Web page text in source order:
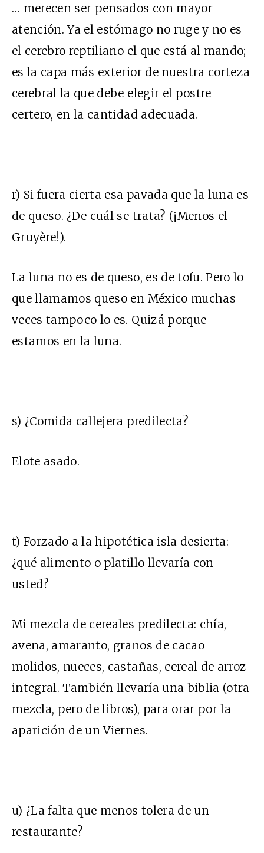
… merecen ser pensados con mayor
atención. Ya el estómago no ruge y no es
el cerebro reptiliano el que está al mando;
es la capa más exterior de nuestra corteza
cerebral la que debe elegir el postre
certero, en la cantidad adecuada.
r) Si fuera cierta esa pavada que la luna es
de queso. ¿De cuál se trata? (¡Menos el
Gruyère!).
La luna no es de queso, es de tofu. Pero lo
que llamamos queso en México muchas
veces tampoco lo es. Quizá porque
estamos en la luna.
s) ¿Comida callejera predilecta?
Elote asado.
t) Forzado a la hipotética isla desierta:
¿qué alimento o platillo llevaría con
usted?
Mi mezcla de cereales predilecta: chía,
avena, amaranto, granos de cacao
molidos, nueces, castañas, cereal de arroz
integral. También llevaría una biblia (otra
mezcla, pero de libros), para orar por la
aparición de un Viernes.
u) ¿La falta que menos tolera de un
restaurante?